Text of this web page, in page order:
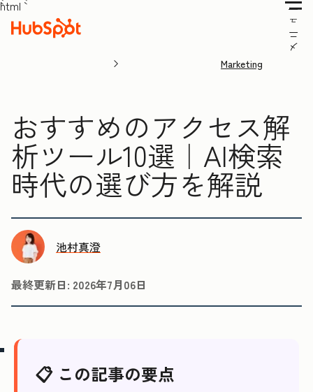
```html
メ
ニ
ュ
ー
Marketing
おすすめのアクセス解
析ツール10選｜AI検索
時代の選び方を解説
池村真澄
最終更新日: 2026年7月06日
📋 この記事の要点